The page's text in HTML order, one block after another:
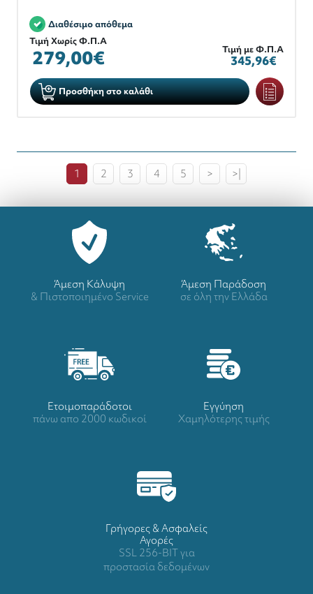
Διαθέσιμο απόθεμα
Τιμή Χωρίς Φ.Π.Α
279,00€ Τιμή με Φ.Π.Α
345,96€
Προσθήκη στο καλάθι
1 2 3 4 5 > >|
Άμεση Κάλυψη
& Πιστοποιημένο Service
Άμεση Παράδοση
σε όλη την Ελλάδα
Ετοιμοπαράδοτοι
πάνω απο 2000 κωδικοί
Eγγύηση
Χαμηλότερης τιμής
Γρήγορες & Ασφαλείς
Αγορές
SSL 256-BIT για
προστασία δεδομένων